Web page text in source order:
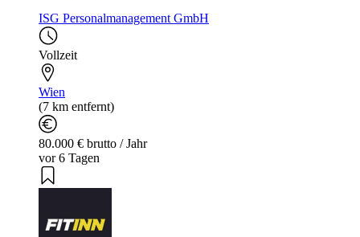
ISG Personalmanagement GmbH
Vollzeit
Wien
(7 km entfernt)
80.000 € brutto / Jahr
vor 6 Tagen